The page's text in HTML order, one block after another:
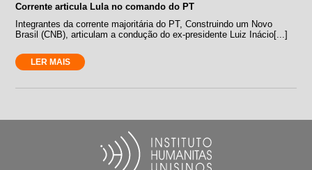
Corrente articula Lula no comando do PT
Integrantes da corrente majoritária do PT, Construindo um Novo
Brasil (CNB), articulam a condução do ex-presidente Luiz Inácio[...]
LER MAIS